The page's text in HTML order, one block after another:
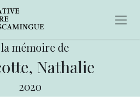
mémoire de
Nathalie
2020